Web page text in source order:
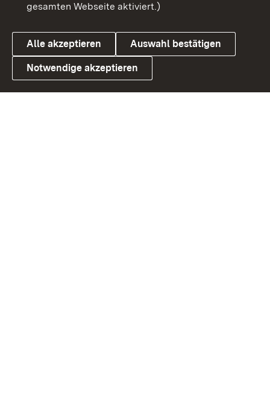
Link zum Landesportal
Datenschutz
Cookies
gesamten Webseite aktiviert.)
Alle akzeptieren Auswahl bestätigen
Notwendige akzeptieren